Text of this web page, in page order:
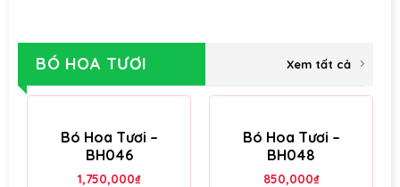
BÓ HOA TƯƠI Xem tất cả
Bó Hoa Tươi –
BH046
1,750,000₫
Bó Hoa Tươi –
BH048
850,000₫